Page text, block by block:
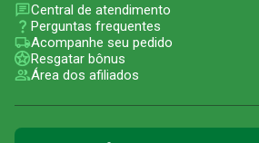
Central de atendimento
Perguntas frequentes
Acompanhe seu pedido
Resgatar bônus
Área dos afiliados